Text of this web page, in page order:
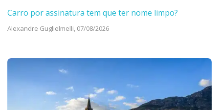
Carro por assinatura tem que ter nome limpo?
Alexandre Guglielmelli, 07/08/2026